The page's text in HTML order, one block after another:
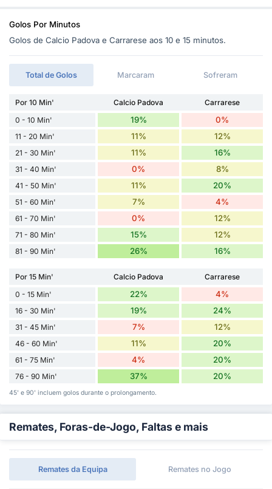
Golos Por Minutos
Golos de Calcio Padova e Carrarese aos 10 e 15 minutos.
Total de Golos Marcaram Sofreram
Por 10 Min' Calcio Padova
Carrarese
0 - 10 Min'
19% 0%
11 - 20 Min' 11% 12%
21 - 30 Min' 11% 16%
31 - 40 Min' 0% 8%
41 - 50 Min' 11% 20%
51 - 60 Min' 7% 4%
61 - 70 Min' 0% 12%
71 - 80 Min' 15% 12%
81 - 90 Min' 26% 16%
Por 15 Min' Calcio Padova
Carrarese
0 - 15 Min'
22% 4%
16 - 30 Min' 19% 24%
31 - 45 Min' 7% 12%
46 - 60 Min' 11% 20%
61 - 75 Min' 4% 20%
76 - 90 Min' 37% 20%
45' e 90' incluem golos durante o prolongamento.
Remates, Foras-de-Jogo, Faltas e mais
Remates da Equipa Remates no Jogo